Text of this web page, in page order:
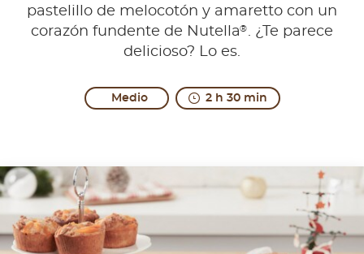
pastelillo de melocotón y amaretto con un
corazón fundente de Nutella®. ¿Te parece
delicioso? Lo es.
Medio 2 h 30 min